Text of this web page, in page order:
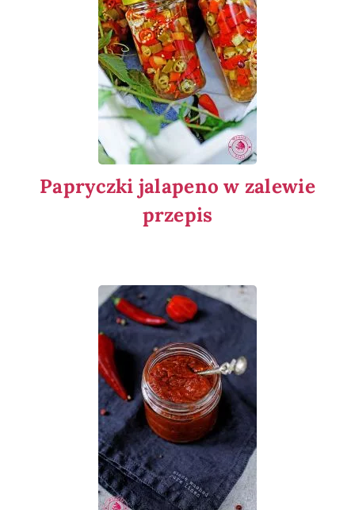
Papryczki jalapeno w zalewie
przepis